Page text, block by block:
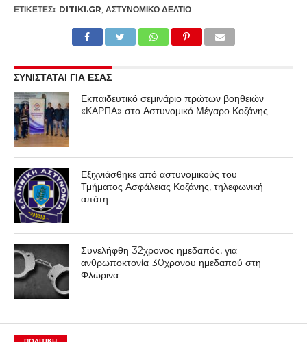
ΕΤΙΚΕΤΕΣ: DITIKI.GR ΑΣΤΥΝΟΜΙΚΌ ΔΕΛΤΊΟ
ΣΥΝΙΣΤΑΤΑΙ ΓΙΑ ΕΣΑΣ
Εκπαιδευτικό σεμινάριο πρώτων βοηθειών
«ΚΑΡΠΑ» στο Αστυνομικό Μέγαρο Κοζάνης
Εξιχνιάσθηκε από αστυνομικούς του
Τμήματος Ασφάλειας Κοζάνης, τηλεφωνική
απάτη
Συνελήφθη 32χρονος ημεδαπός, για
ανθρωποκτονία 30χρονου ημεδαπού στη
Φλώρινα